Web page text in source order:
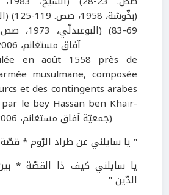
آفاق مستغانم، 2006، صص. 167-172)
en août 1558 près de
musulmane, composée
et des contingents arabes
le bey Hassan ben Khaïr-
Eddine(جمعيّة آفاق مستغانم، 2006، ص.167)
" يا سايلني عن طراد الرّوم *
يا سايلني كيف ذا القصّة *
الدّين "